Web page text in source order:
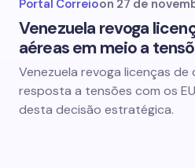
Portal Correioon 27 de
Venezuela revoga
aéreas em meio a
Venezuela revoga licenças de
resposta a tensões com os
desta decisão estratégica.